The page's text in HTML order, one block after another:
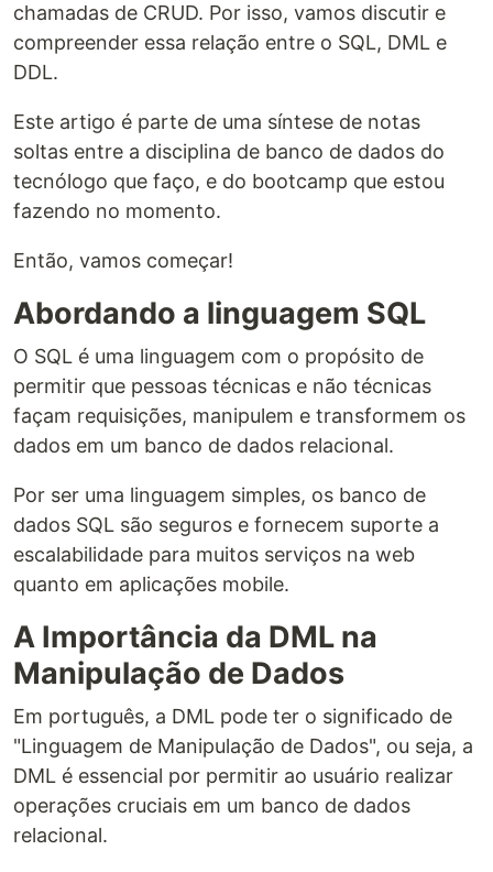
chamadas de CRUD. Por isso, vamos discutir e
compreender essa relação entre o SQL, DML e
DDL.
Este artigo é parte de uma síntese de notas
soltas entre a disciplina de banco de dados do
tecnólogo que faço, e do bootcamp que estou
fazendo no momento.
Então, vamos começar!
Abordando a linguagem SQL
O SQL é uma linguagem com o propósito de
permitir que pessoas técnicas e não técnicas
façam requisições, manipulem e transformem os
dados em um banco de dados relacional.
Por ser uma linguagem simples, os banco de
dados SQL são seguros e fornecem suporte a
escalabilidade para muitos serviços na web
quanto em aplicações mobile.
A Importância da DML na
Manipulação de Dados
Em português, a DML pode ter o significado de
"Linguagem de Manipulação de Dados", ou seja, a
DML é essencial por permitir ao usuário realizar
operações cruciais em um banco de dados
relacional.